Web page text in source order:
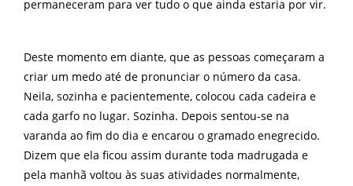
permaneceram para ver tudo o que ainda estaria por vir.
Deste momento em diante, que as pessoas começaram a
criar um medo até de pronunciar o número da casa.
Neila, sozinha e pacientemente, colocou cada cadeira e
cada garfo no lugar. Sozinha. Depois sentou-se na
varanda ao fim do dia e encarou o gramado enegrecido.
Dizem que ela ficou assim durante toda madrugada e
pela manhã voltou às suas atividades normalmente,